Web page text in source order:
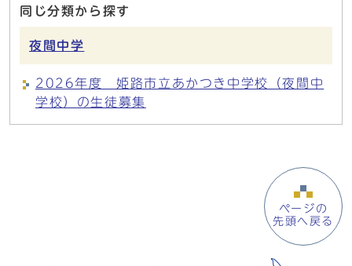
同じ分類から探す
夜間中学
2026年度 姫路市立あかつき中学校（夜間中
学校）の生徒募集
ページの
先頭へ戻る